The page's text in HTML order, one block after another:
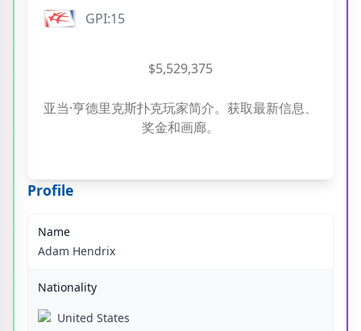
GPI:15
$5,529,375
亚当·亨德里克斯扑克玩家简介。获取最新信息、
奖金和画廊。
Profile
Name
Adam Hendrix
Nationality
United States